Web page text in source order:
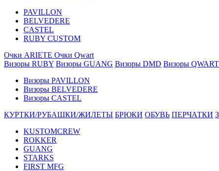
PAVILLON
BELVEDERE
CASTEL
RUBY CUSTOM
Очки ARIETE Очки Qwart
Визоры RUBY Визоры GUANG Визоры DMD Визоры QWART
Визоры PAVILLON
Визоры BELVEDERE
Визоры CASTEL
КУРТКИ/РУБАШКИ/ЖИЛЕТЫ БРЮКИ ОБУВЬ ПЕРЧАТКИ
KUSTOMCREW
ROKKER
GUANG
STARKS
FIRST MFG